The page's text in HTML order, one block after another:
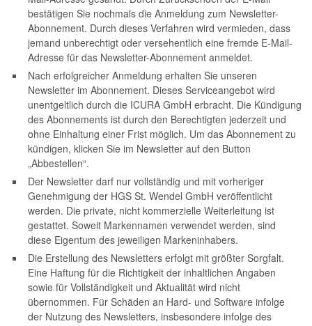
bestätigen Sie nochmals die Anmeldung zum Newsletter-
Abonnement. Durch dieses Verfahren wird vermieden, dass
jemand unberechtigt oder versehentlich eine fremde E-Mail-
Adresse für das Newsletter-Abonnement anmeldet.
Nach erfolgreicher Anmeldung erhalten Sie unseren
Newsletter im Abonnement. Dieses Serviceangebot wird
unentgeltlich durch die ICURA GmbH erbracht. Die Kündigung
des Abonnements ist durch den Berechtigten jederzeit und
ohne Einhaltung einer Frist möglich. Um das Abonnement zu
kündigen, klicken Sie im Newsletter auf den Button
„Abbestellen“.
Der Newsletter darf nur vollständig und mit vorheriger
Genehmigung der HGS St. Wendel GmbH veröffentlicht
werden. Die private, nicht kommerzielle Weiterleitung ist
gestattet. Soweit Markennamen verwendet werden, sind
diese Eigentum des jeweiligen Markeninhabers.
Die Erstellung des Newsletters erfolgt mit größter Sorgfalt.
Eine Haftung für die Richtigkeit der inhaltlichen Angaben
sowie für Vollständigkeit und Aktualität wird nicht
übernommen. Für Schäden an Hard- und Software infolge
der Nutzung des Newsletters, insbesondere infolge des